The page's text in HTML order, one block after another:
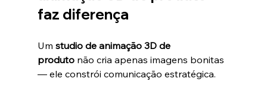
faz diferença
Um studio de animação 3D de
produto não cria apenas imagens bonitas
— ele constrói comunicação estratégica.